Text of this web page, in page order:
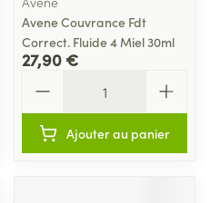
Avene Couvrance Fdt
Correct. Fluide 4 Miel 30ml
27,90 €
Ajouter au panier